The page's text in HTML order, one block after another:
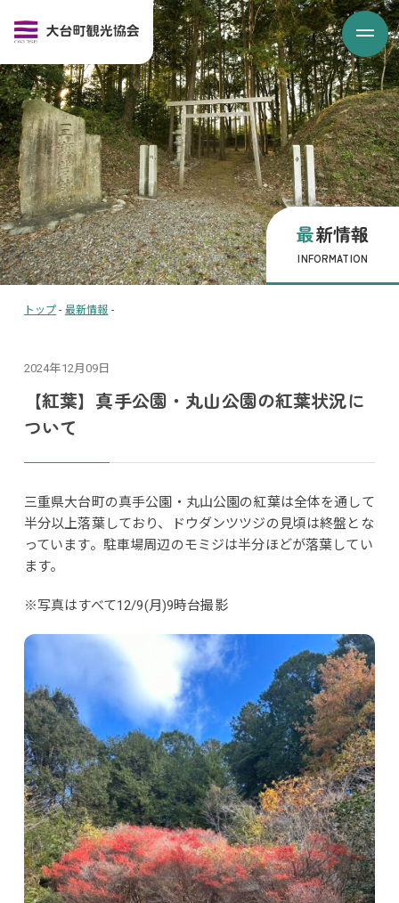
最新情報
INFORMATION
トップ - 最新情報 -
2024年12月09日
【紅葉】真手公園・丸山公園の紅葉状況に
ついて
三重県大台町の真手公園・丸山公園の紅葉は全体を通して
半分以上落葉しており、ドウダンツツジの見頃は終盤とな
っています。駐車場周辺のモミジは半分ほどが落葉してい
ます。
※写真はすべて12/9(月)9時台撮影